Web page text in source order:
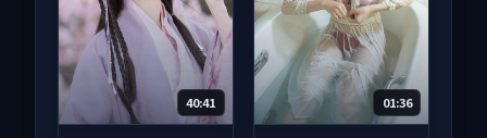
40:41 01:36